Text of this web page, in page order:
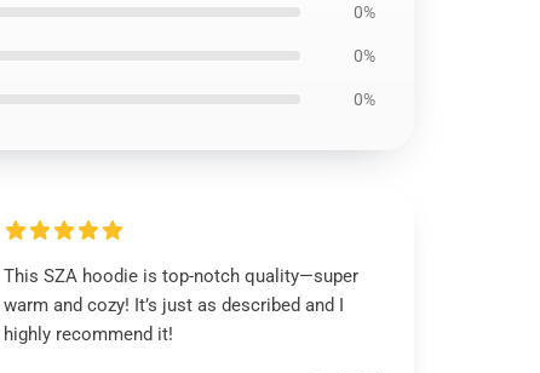
0%
0%
0%
This SZA hoodie is top-notch quality—super
warm and cozy! It’s just as described and I
highly recommend it!